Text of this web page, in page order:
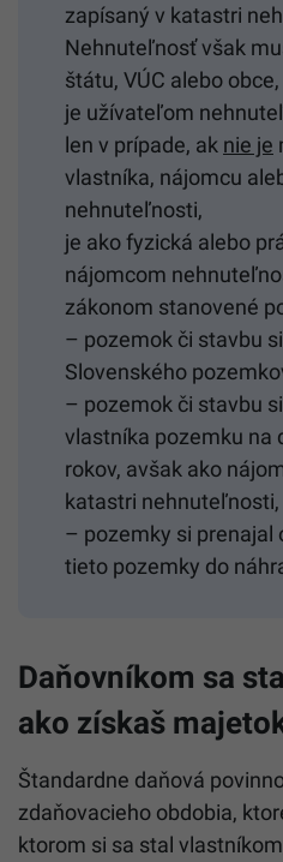
zapísaný v katastri
Nehnuteľnosť však
štátu, VÚC alebo obce,
je užívateľom
len v prípade, ak nie je
vlastníka, nájomcu
nehnuteľnosti,
je ako fyzická alebo
nájomcom
zákonom stanovené
– pozemok či stavbu
Slovenského
– pozemok či stavbu
vlastníka pozemku na
rokov, avšak ako
katastri nehnuteľnosti,
– pozemky si prenajal
tieto pozemky do
Daňovníkom sa
ako získaš
Štandardne daňová
zdaňovacieho obdobia,
ktorom si sa stal